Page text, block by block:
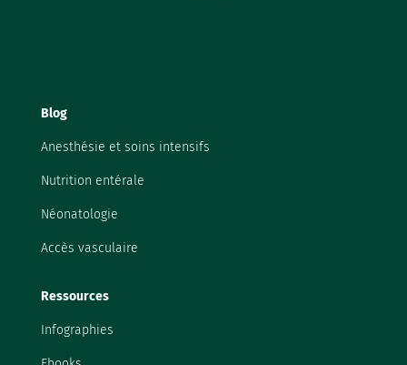
Blog
Anesthésie et soins intensifs
Nutrition entérale
Néonatologie
Accès vasculaire
Ressources
Infographies